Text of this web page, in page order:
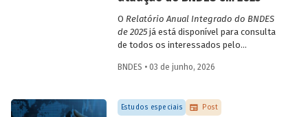
O Relatório Anual Integrado do BNDES
de 2025já está disponível para consulta
de todos os interessados pelo
sua prestação de contas. O documento
principais resultados, os impactos de sua
atuação no ano, e mostra como o BNDES
BNDES • 03 de junho, 2026
Estudos especiais Post